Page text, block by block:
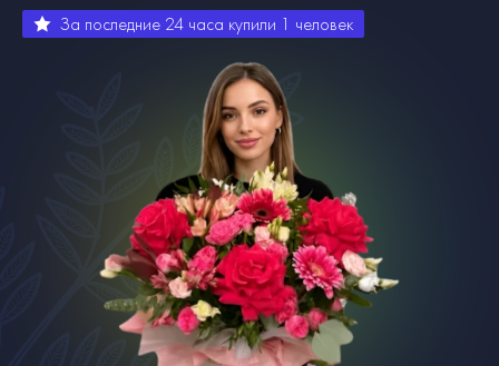
За последние 24 часа купили 1 человек